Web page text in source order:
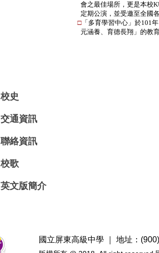
會之最佳場所，更是本校
定期公演，並受邀至全國
□ 「多育學習中心」於101年
元涵養、育德長翔」的教育
校史
交通資訊
聯絡資訊
校歌
英文版簡介
國立屏東高級中學 ｜ 地址：